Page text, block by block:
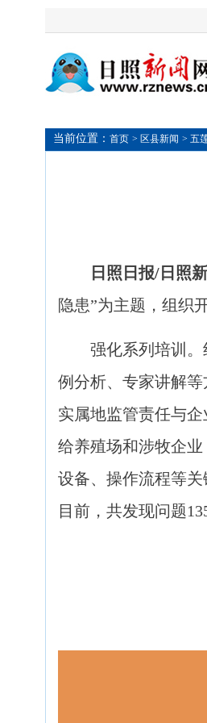
当前位置： 首页 > 区县新闻 > 五
日照日报/日照
隐患”为主题，组织
强化系列培训
例分析、专家讲解
实属地监管责任与
给养殖场和涉牧企
设备、操作流程等
目前，共发现问题